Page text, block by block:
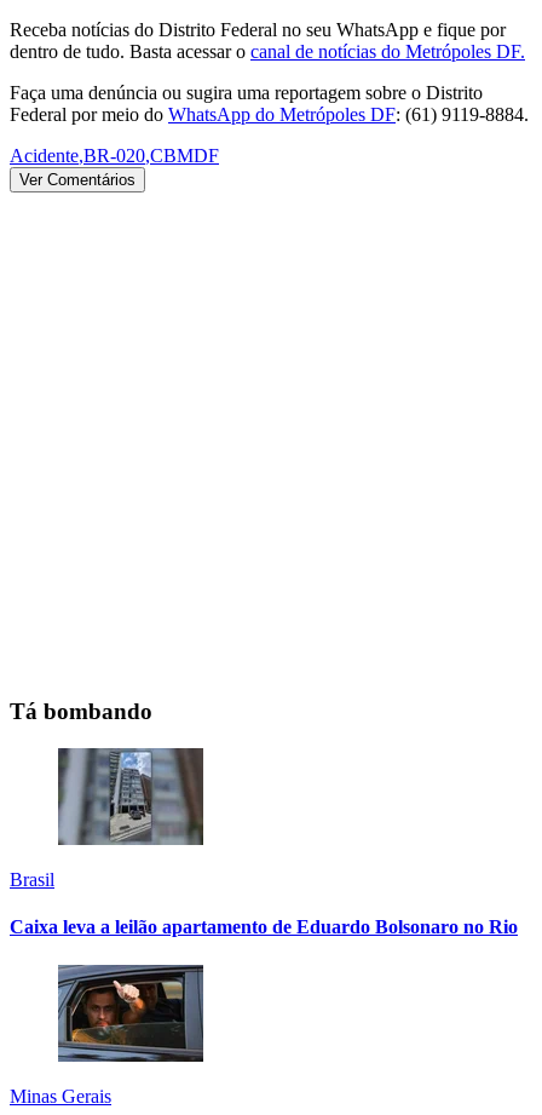
Receba notícias do Distrito Federal no seu WhatsApp e fique por
dentro de tudo. Basta acessar o canal de notícias do Metrópoles DF.
Faça uma denúncia ou sugira uma reportagem sobre o Distrito
Federal por meio do WhatsApp do Metrópoles DF: (61) 9119-8884.
Acidente,BR-020,CBMDF
Ver Comentários
Tá bombando
Brasil
Caixa leva a leilão apartamento de Eduardo Bolsonaro no Rio
Minas Gerais